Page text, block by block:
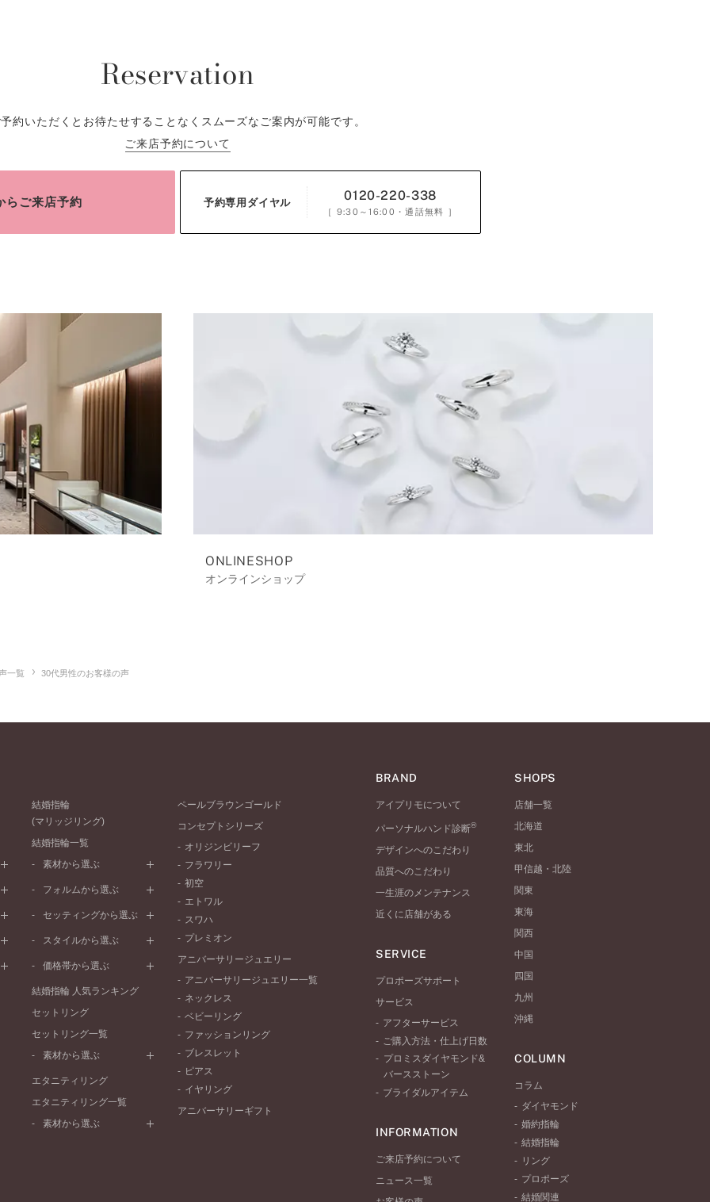
Reservation
約いただくとお待たせすることなくスムーズなご案内が可能です。
ご来店予約について
らご来店予約 予約専用ダイヤル 0120-220-338
［ 9:30～16:00 ・通話無料 ］
ONLINESHOP
オンラインショップ
一覧 30代男性のお客様の声
結婚指輪
(マリッジリング)
結婚指輪一覧
素材から選ぶ
プラチナ
ピンクゴールド
ペールブラウンゴールド
フォルムから選ぶ
ストレートライン
V字ライン
セッティングから選ぶ
プレーン
セベラルメレ
ラインメレ
スタイルから選ぶ
シンプル
モード
エレガント
ゴージャス
価格帯から選ぶ
50万円～
20万円～30万円
10万円～20万円
結婚指輪 人気ランキング
セットリング
セットリング一覧
素材から選ぶ
プラチナ
ペールブラウンゴールド
エタニティリング
エタニティリング一覧
素材から選ぶ
ペールブラウンゴールド
コンセプトシリーズ
オリジンビリーフ
フラワリー
初空
エトワル
スワハ
プレミオン
アニバーサリージュエリー
アニバーサリージュエリー一覧
ネックレス
ベビーリング
ファッションリング
ブレスレット
ピアス
イヤリング
アニバーサリーギフト
BRAND
アイプリモについて
パーソナルハンド診断®
デザインへのこだわり
品質へのこだわり
一生涯のメンテナンス
近くに店舗がある
SERVICE
プロポーズサポート
サービス
アフターサービス
ご購入方法・仕上げ日数
プロミスダイヤモンド&
バースストーン
ブライダルアイテム
INFORMATION
ご来店予約について
ニュース一覧
SHOPS
店舗一覧
北海道
東北
甲信越・北陸
関東
東海
関西
中国
四国
九州
沖縄
COLUMN
コラム
ダイヤモンド
婚約指輪
結婚指輪
リング
プロポーズ
結婚関連